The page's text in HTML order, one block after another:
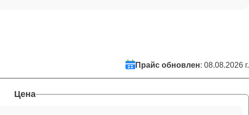
Прайс обновлен: 08.08.2026 г.
Цена